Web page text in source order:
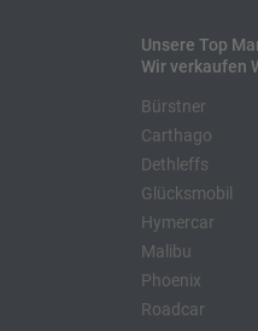
Unsere Top
Wir verkaufen
Bürstner
Carthago
Dethleffs
Glücksmobil
Hymercar
Malibu
Phoenix
Roadcar